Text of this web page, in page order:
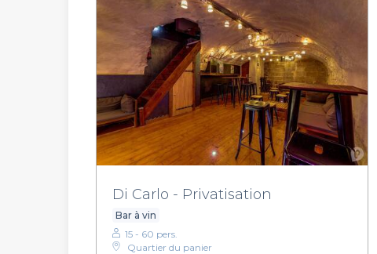
Di Carlo - Privatisation
Bar à vin
15 - 60 pers.
Quartier du panier